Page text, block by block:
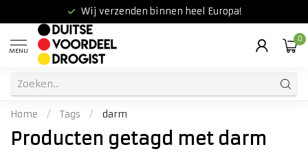
Wij verzenden binnen heel Europa!
MENU
0
Home / Tags / darm
Producten getagd met darm